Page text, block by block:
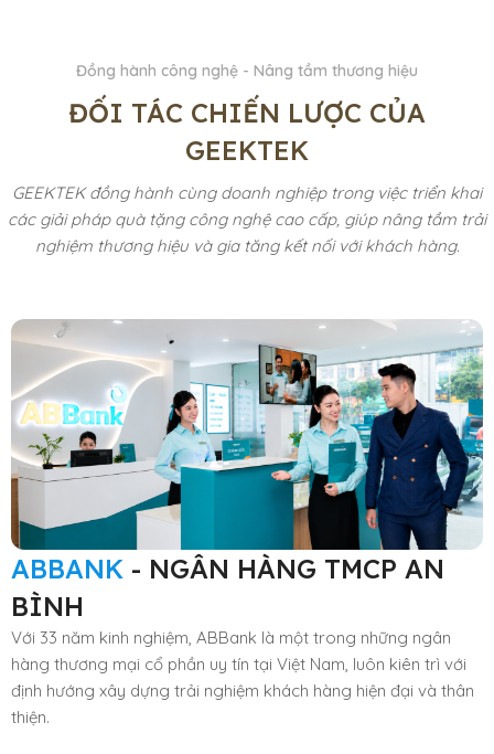
Đồng hành công nghệ - Nâng tầm thương hiệu
ĐỐI TÁC CHIẾN LƯỢC CỦA
GEEKTEK
GEEKTEK đồng hành cùng doanh nghiệp trong việc triển khai
các giải pháp quà tặng công nghệ cao cấp, giúp nâng tầm trải
nghiệm thương hiệu và gia tăng kết nối với khách hàng.
ABBANK - NGÂN HÀNG TMCP AN
BÌNH
Với 33 năm kinh nghiệm, ABBank là một trong những ngân
hàng thương mại cổ phần uy tín tại Việt Nam, luôn kiên trì với
định hướng xây dựng trải nghiệm khách hàng hiện đại và thân
thiện.